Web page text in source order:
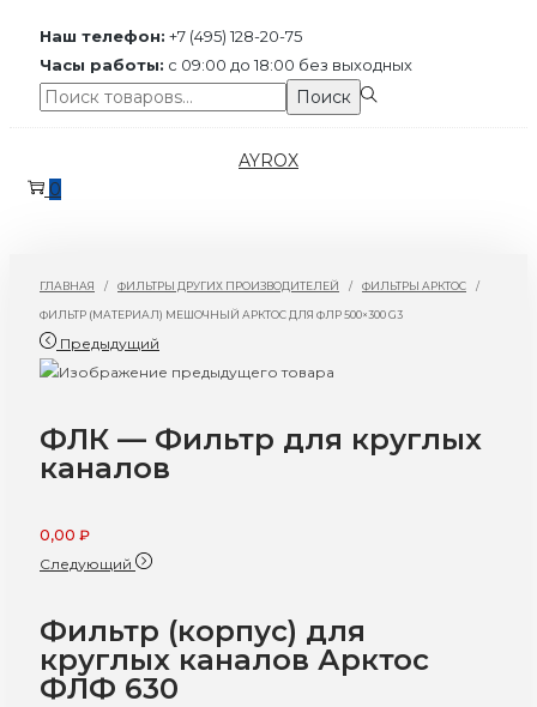
Наш телефон: +7 (495) 128-20-75
Часы работы: с 09:00 до 18:00 без выходных
Поиск:>
Поиск
к
к
AYROX
0
ГЛАВНАЯ / ФИЛЬТРЫ ДРУГИХ ПРОИЗВОДИТЕЛЕЙ / ФИЛЬТРЫ АРКТОС /
ФИЛЬТР (МАТЕРИАЛ) МЕШОЧНЫЙ АРКТОС ДЛЯ ФЛР 500×300 G3
Предыдущий
ФЛК — Фильтр для круглых
каналов
0,00 ₽
Следующий
Фильтр (корпус) для
круглых каналов Арктос
ФЛФ 630